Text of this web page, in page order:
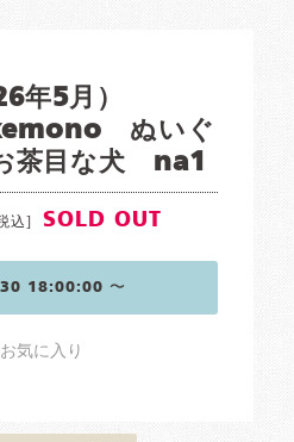
年5月）
ぬいぐ
茶目な犬 na1
込] SOLD OUT
18:00:00 〜
お気に入り